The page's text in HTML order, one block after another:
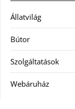
Állatvilág
Bútor
Szolgáltatások
Webáruház